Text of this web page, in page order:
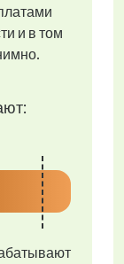
и в том